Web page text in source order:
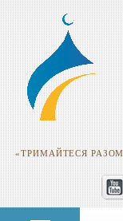
«ТРИМАЙТЕСЯ РАЗОМ